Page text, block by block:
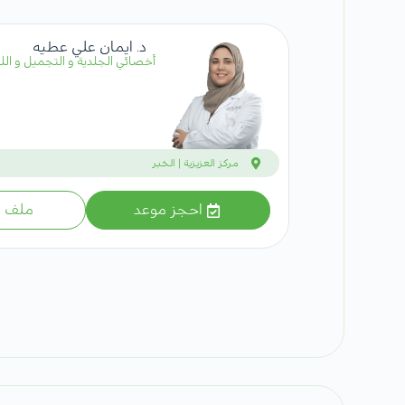
د. ايمان علي عطيه
أخصائي الجلدية و التجميل و
مركز العزيزية | الخبر
احجز موعد ملف